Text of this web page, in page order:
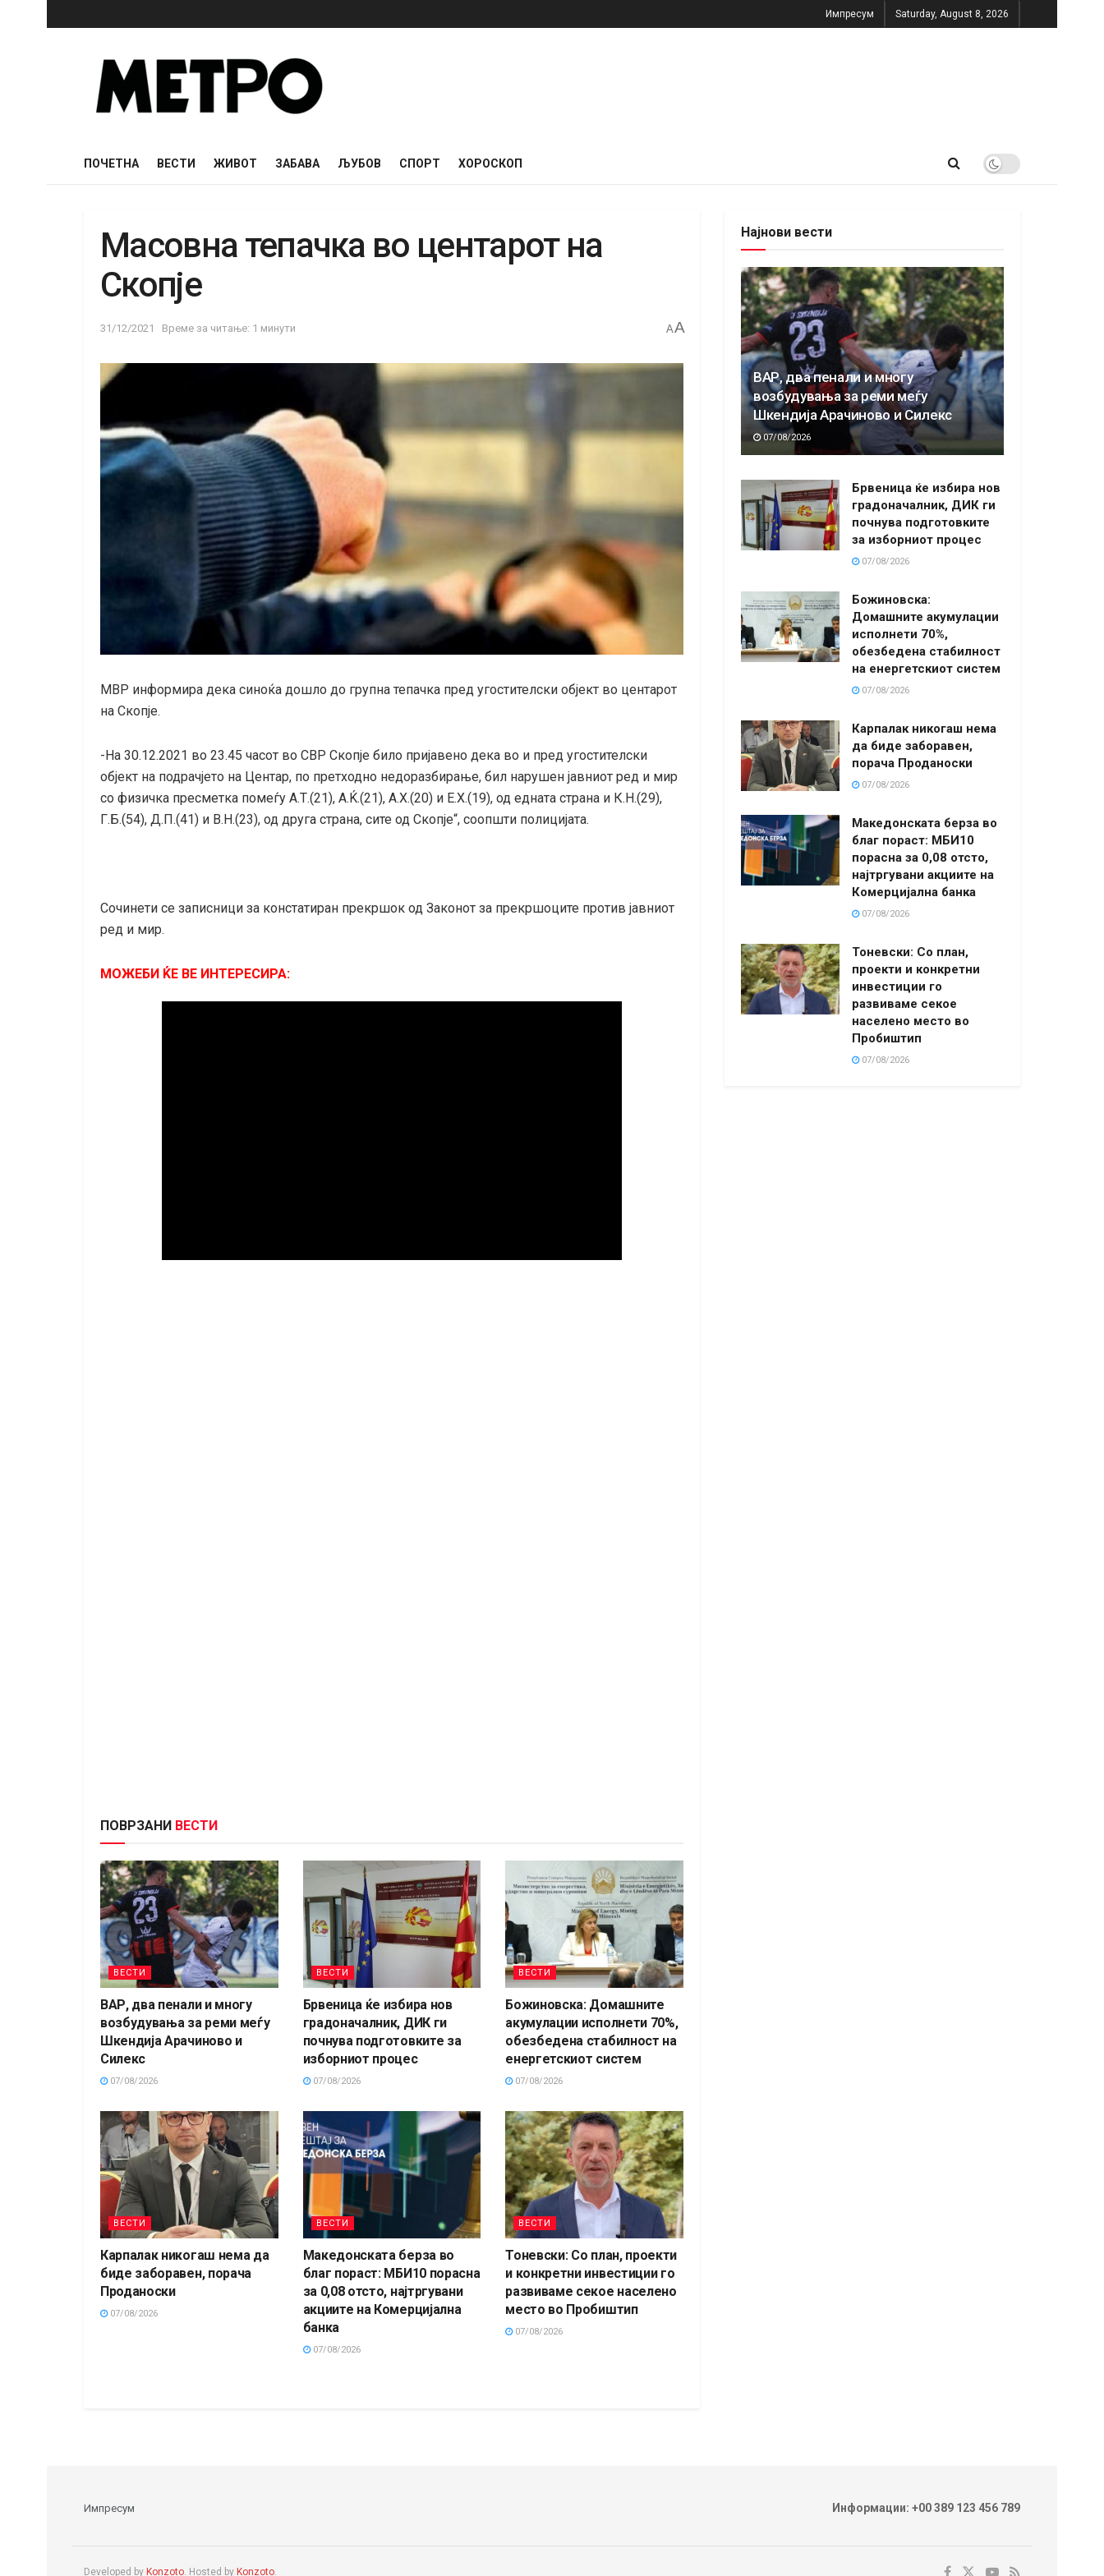
Импресум Saturday, August 8, 2026
ПОЧЕТНА ВЕСТИ ЖИВОТ ЗАБАВА ЉУБОВ СПОРТ ХОРОСКОП
Масовна тепачка во центарот на
Скопје
31/12/2021 Време за читање: 1 минути AA
МВР информира дека синоќа дошло до групна тепачка пред угостителски објект во центарот
на Скопје.
-На 30.12.2021 во 23.45 часот во СВР Скопје било пријавено дека во и пред угостителски
објект на подрачјето на Центар, по претходно недоразбирање, бил нарушен јавниот ред и мир
со физичка пресметка помеѓу А.Т.(21), А.Ќ.(21), А.Х.(20) и Е.Х.(19), од едната страна и К.Н.(29),
Г.Б.(54), Д.П.(41) и В.Н.(23), од друга страна, сите од Скопје“, соопшти полицијата.
Сочинети се записници за констатиран прекршок од Законот за прекршоците против јавниот
ред и мир.
МОЖЕБИ ЌЕ ВЕ ИНТЕРЕСИРА:
ПОВРЗАНИ ВЕСТИ
ВЕСТИ
ВАР, два пенали и многу
возбудувања за реми меѓу
Шкендија Арачиново и
Силекс
07/08/2026
ВЕСТИ
Брвеница ќе избира нов
градоначалник, ДИК ги
почнува подготовките за
изборниот процес
07/08/2026
ВЕСТИ
Божиновска: Домашните
акумулации исполнети 70%,
обезбедена стабилност на
енергетскиот систем
07/08/2026
ВЕСТИ
Карпалак никогаш нема да
биде заборавен, порача
Проданоски
07/08/2026
ВЕСТИ
Македонската берза во
благ пораст: МБИ10 порасна
за 0,08 отсто, најтргувани
акциите на Комерцијална
банка
07/08/2026
ВЕСТИ
Тоневски: Со план, проекти
и конкретни инвестиции го
развиваме секое населено
место во Пробиштип
07/08/2026
Најнови вести
ВАР, два пенали и многу
возбудувања за реми меѓу
Шкендија Арачиново и Силекс
07/08/2026
Брвеница ќе избира нов
градоначалник, ДИК ги
почнува подготовките
за изборниот процес
07/08/2026
Божиновска:
Домашните акумулации
исполнети 70%,
обезбедена стабилност
на енергетскиот систем
07/08/2026
Карпалак никогаш нема
да биде заборавен,
порача Проданоски
07/08/2026
Македонската берза во
благ пораст: МБИ10
порасна за 0,08 отсто,
најтргувани акциите на
Комерцијална банка
07/08/2026
Тоневски: Со план,
проекти и конкретни
инвестиции го
развиваме секое
населено место во
Пробиштип
07/08/2026
Импресум Информации: +00 389 123 456 789
Developed by Konzoto . Hosted by Konzoto